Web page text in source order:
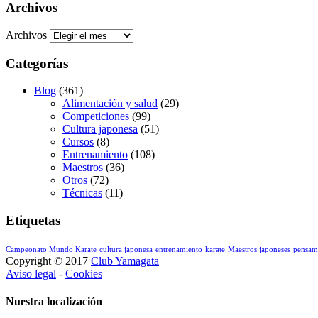
Archivos
Archivos
Categorías
Blog (361)
Alimentación y salud (29)
Competiciones (99)
Cultura japonesa (51)
Cursos (8)
Entrenamiento (108)
Maestros (36)
Otros (72)
Técnicas (11)
Etiquetas
Campeonato Mundo Karate cultura japonesa entrenamiento karate Maestros japoneses
Copyright © 2017 Club Yamagata
Aviso legal - Cookies
Nuestra localización